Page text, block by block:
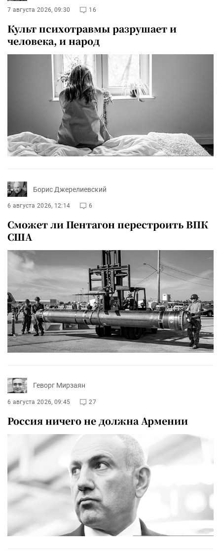
7 августа 2026, 09:30 16
Культ психотравмы разрушает и
человека, и народ
Борис Джерелиевский
6 августа 2026, 12:14 6
Сможет ли Пентагон перестроить ВПК
США
Геворг Мирзаян
6 августа 2026, 09:45 27
Россия ничего не должна Армении